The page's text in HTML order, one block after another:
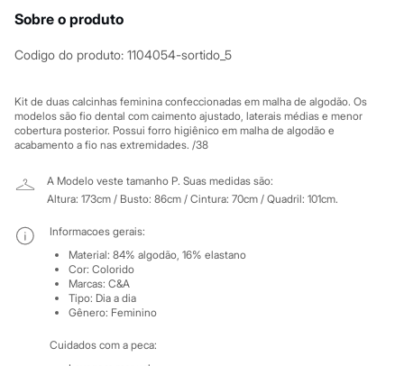
Calçados
Chinelos
Sapatilhas
Tênis
Marcas
City
Mindset
Sawary
Moda esportiva
Acessórios
Blusas
Calçados
Leggings
Shorts e Bermudas
Moda íntima
Calcinhas
Sobre o produto
Codigo do produto: 1104054-sortido_5
Kit de duas calcinhas feminina confeccionadas em malha de algodão. Os
modelos são fio dental com caimento ajustado, laterais médias e menor
cobertura posterior. Possui forro higiênico em malha de algodão e
acabamento a fio nas extremidades. /38
A Modelo veste tamanho P. Suas medidas são:
Altura: 173cm / Busto: 86cm / Cintura: 70cm / Quadril: 101cm.
Informacoes gerais:
Material: 84% algodão, 16% elastano
Cor: Colorido
Marcas: C&A
Tipo: Dia a dia
Gênero: Feminino
Cuidados com a peca: